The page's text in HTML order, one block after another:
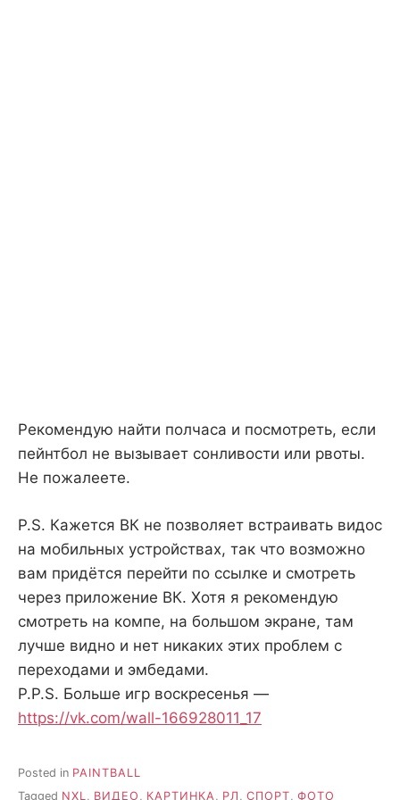
Рекомендую найти полчаса и посмотреть, если
пейнтбол не вызывает сонливости или рвоты.
Не пожалеете.
P.S. Кажется ВК не позволяет встраивать видос
на мобильных устройствах, так что возможно
вам придётся перейти по ссылке и смотреть
через приложение ВК. Хотя я рекомендую
смотреть на компе, на большом экране, там
лучше видно и нет никаких этих проблем с
переходами и эмбедами.
P.P.S. Больше игр воскресенья —
https://vk.com/wall-166928011_17
Posted in PAINTBALL
Tagged NXL, ВИДЕО , КАРТИНКА, РЛ , СПОРТ, ФОТО